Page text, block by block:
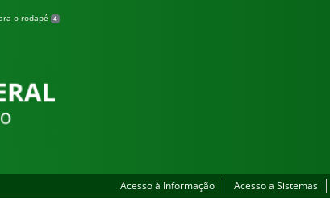
o rodapé 4
Acesso à Informação Acesso a Sistemas